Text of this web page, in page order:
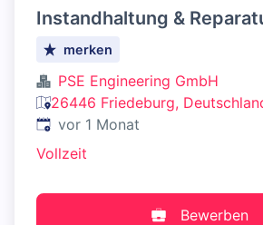
Instandhaltung &
merken
PSE Engineering GmbH
26446 Friedeburg,
Veröffentlicht:
vor 1 Monat
Vollzeit
Bewerben